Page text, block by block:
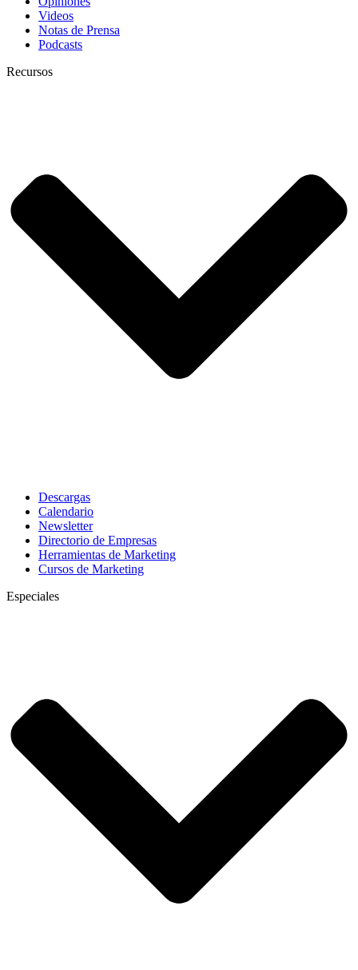
Videos
Notas de Prensa
Podcasts
Recursos
Descargas
Calendario
Newsletter
Directorio de Empresas
Herramientas de Marketing
Cursos de Marketing
Especiales